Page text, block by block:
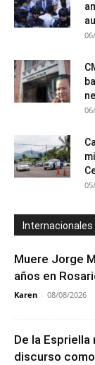
Internacionales
Muere Jorge
años en
Karen - 08/08/2026
De la
discurso